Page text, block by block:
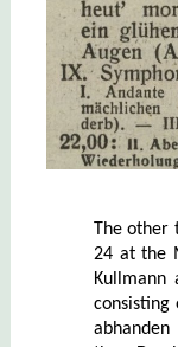
Theother
24 at the
Kullmann